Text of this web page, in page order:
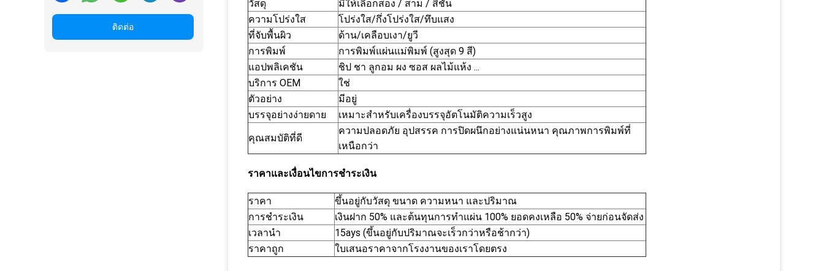
ติดต่อ
วัสดุ
มีให้เลือกสอง / สาม / สี่ชั้น
ความโปร่งใส
โปร่งใส/กึ่งโปร่งใส/ทึบแสง
ที่จับพื้นผิว
ด้าน/เคลือบเงา/ยูวี
การพิมพ์
การพิมพ์แผ่นแม่พิมพ์ (สูงสุด 9 สี)
แอปพลิเคชัน
ชิป ชา ลูกอม ผง ซอส ผลไม้แห้ง ...
บริการ OEM
ใช่
ตัวอย่าง
มีอยู่
บรรจุอย่างง่ายดาย
เหมาะสำหรับเครื่องบรรจุอัตโนมัติความเร็วสูง
คุณสมบัติที่ดี
ความปลอดภัย อุปสรรค การปิดผนึกอย่างแน่นหนา คุณภาพการพิมพ์ที่
เหนือกว่า
ราคาและเงื่อนไขการชำระเงิน
ราคา
ขึ้นอยู่กับวัสดุ ขนาด ความหนา และปริมาณ
การชำระเงิน
เงินฝาก 50% และต้นทุนการทำแผ่น 100% ยอดคงเหลือ 50% จ่ายก่อนจัดส่ง
เวลานำ
15ays (ขึ้นอยู่กับปริมาณจะเร็วกว่าหรือช้ากว่า)
ราคาถูก
ใบเสนอราคาจากโรงงานของเราโดยตรง